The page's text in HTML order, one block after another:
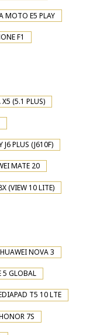
MOTO E5 PLAY
F1
(5.1 PLUS)
J6 PLUS (J610F)
MATE 20
(VIEW 10 LITE)
HUAWEI NOVA 3
5 GLOBAL
T5 10 LTE
7S